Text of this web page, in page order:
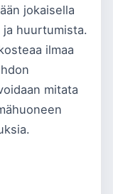
jokaisella
ja huurtumista.
ilmaa
mitata